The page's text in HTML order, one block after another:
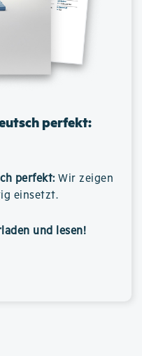
perfekt:
perfekt: Wir zeigen
einsetzt.
und lesen!